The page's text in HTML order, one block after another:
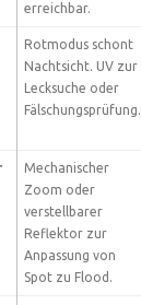
erreichbar.
Rotmodus schont
Nachtsicht. UV zur
Lecksuche oder
Fälschungsprüfung.
Mechanischer
Zoom oder
verstellbarer
Reflektor zur
Anpassung von
Spot zu Flood.